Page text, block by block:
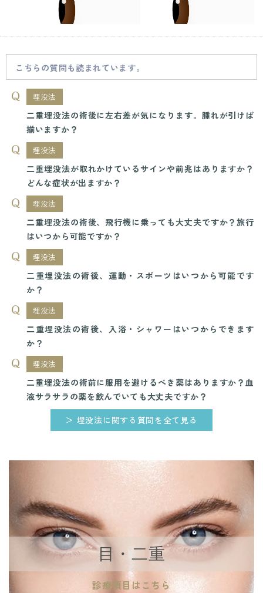
こちらの質問も読まれています。
埋没法
二重埋没法の術後に左右差が気になります。腫れが引けば
揃いますか？
埋没法
二重埋没法が取れかけているサインや前兆はありますか？
どんな症状が出ますか？
埋没法
二重埋没法の術後、飛行機に乗っても大丈夫ですか？旅行
はいつから可能ですか？
埋没法
二重埋没法の術後、運動・スポーツはいつから可能です
か？
埋没法
二重埋没法の術後、入浴・シャワーはいつからできます
か？
埋没法
二重埋没法の術前に服用を避けるべき薬はありますか？血
液サラサラの薬を飲んでいても大丈夫ですか？
＞ 埋没法に関する質問を全て見る
目・二重
診療項目はこちら